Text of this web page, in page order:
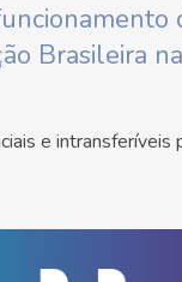
Brasileira
e intransferíveis